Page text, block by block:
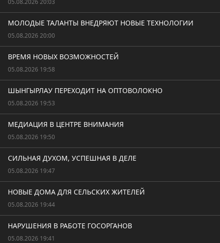
05.08.2026 20:03
МОЛОДЫЕ ТАЛАНТЫ ВНЕДРЯЮТ НОВЫЕ ТЕХНОЛОГИИ
05.08.2026 20:00
ВРЕМЯ НОВЫХ ВОЗМОЖНОСТЕЙ
05.08.2026 19:58
ШЫНГЫРЛАУ ПЕРЕХОДИТ НА ОПТОВОЛОКНО
05.08.2026 19:53
МЕДИАЦИЯ В ЦЕНТРЕ ВНИМАНИЯ
05.08.2026 19:50
СИЛЬНАЯ ДУХОМ, УСПЕШНАЯ В ДЕЛЕ
05.08.2026 19:47
НОВЫЕ ДОМА ДЛЯ СЕЛЬСКИХ ЖИТЕЛЕЙ
05.08.2026 19:44
НАРУШЕНИЯ В РАБОТЕ ГОСОРГАНОВ
05.08.2026 19:41